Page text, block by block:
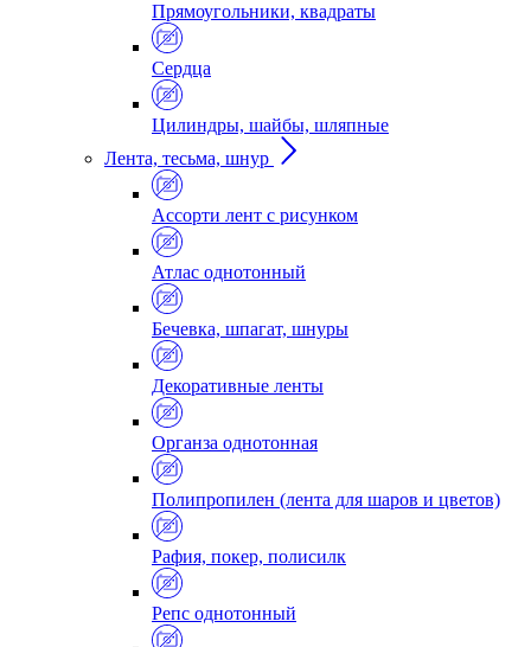
Прямоугольники, квадраты
Сердца
Цилиндры, шайбы, шляпные
Лента, тесьма, шнур
Ассорти лент с рисунком
Атлас однотонный
Бечевка, шпагат, шнуры
Декоративные ленты
Органза однотонная
Полипропилен (лента для шаров и цветов)
Рафия, покер, полисилк
Репс однотонный